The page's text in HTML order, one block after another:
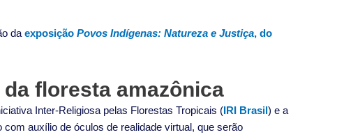
da exposição Povos Indígenas: Natureza e Justiça, do
floresta amazônica
Inter-Religiosa pelas Florestas Tropicais (IRI Brasil) e a
auxílio de óculos de realidade virtual, que serão